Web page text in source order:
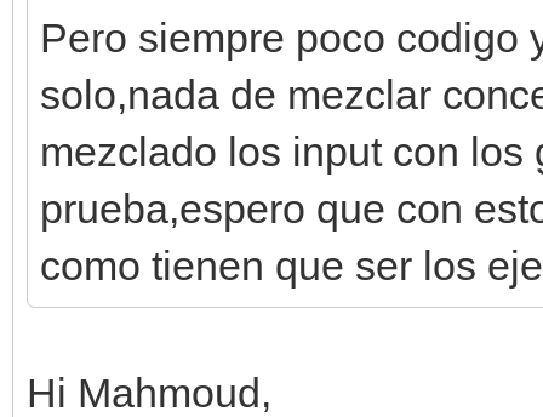
#cargamos los sprites
spriteset =
#mostramos el sprite
#colocamos el sprite
Pero siempre poco codigo
solo,nada de mezclar
mezclado los input con
prueba,espero que con
como tienen que ser los
Hi Mahmoud,